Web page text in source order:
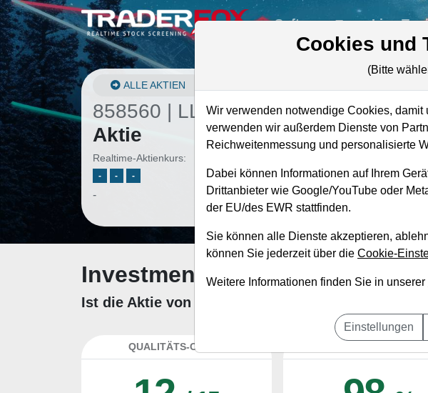
Software Live-
ALLE AKTIEN
858560 | LLY–Eli Lilly
Aktie
Realtime-Aktienkurs:
- - -
-
Umsatz
Investment-Check:
Ist die Aktie von Eli Lilly zum Kaufen und
QUALITÄTS-CHECK
Cookies und
(Bitte
Wir verwenden notwendige Cookies,
verwenden wir außerdem Dienste von
Reichweitenmessung und personalisierte
Dabei können Informationen auf Ihrem
Drittanbieter wie Google/YouTube oder
der EU/des EWR stattfinden.
Sie können alle Dienste akzeptieren,
können Sie jederzeit über die Cookie-
Weitere Informationen finden Sie in unserer
Einstellungen